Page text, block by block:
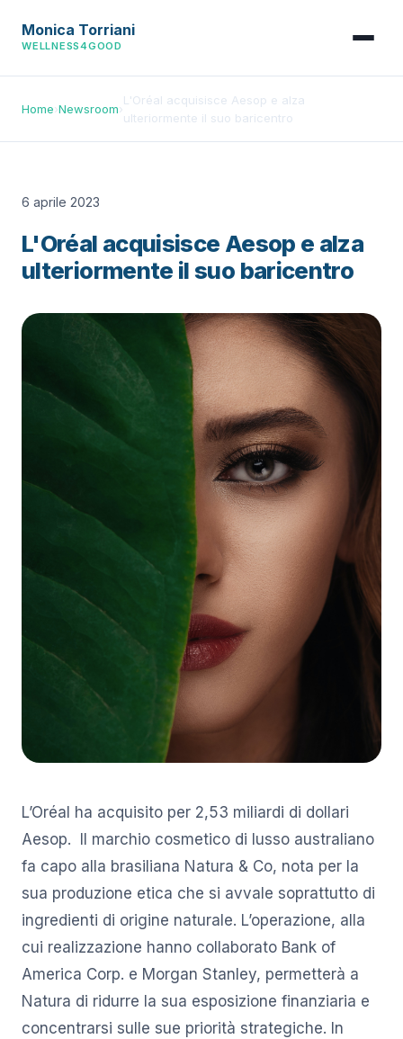
Monica Torriani
WELLNESS4GOOD
Home›Newsroom›
L'Oréal acquisisce Aesop e alza
ulteriormente il suo baricentro
6 aprile 2023
L'Oréal acquisisce Aesop e alza
ulteriormente il suo baricentro
L’Oréal ha acquisito per 2,53 miliardi di dollari
Aesop. Il marchio cosmetico di lusso australiano
fa capo alla brasiliana Natura & Co, nota per la
sua produzione etica che si avvale soprattutto di
ingredienti di origine naturale. L’operazione, alla
cui realizzazione hanno collaborato Bank of
America Corp. e Morgan Stanley, permetterà a
Natura di ridurre la sua esposizione finanziaria e
concentrarsi sulle sue priorità strategiche. In